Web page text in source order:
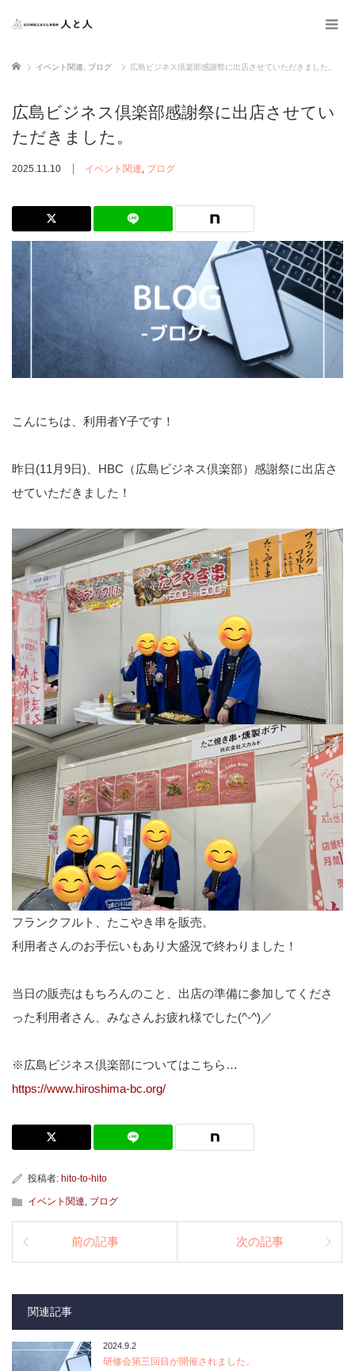
ホーム イベント関連 ブログ 広島ビジネス倶楽部感謝祭に出店させていただきました。
広島ビジネス倶楽部感謝祭に出店させてい
ただきました。
2025.11.10 イベント関連, ブログ
こんにちは、利用者Y子です！
昨日(11月9日)、HBC（広島ビジネス倶楽部）感謝祭に出店さ
せていただきました！
フランクフルト、たこやき串を販売。
利用者さんのお手伝いもあり大盛況で終わりました！
当日の販売はもちろんのこと、出店の準備に参加してくださ
った利用者さん、みなさんお疲れ様でした(^-^)／
※広島ビジネス倶楽部についてはこちら…
https://www.hiroshima-bc.org/
投稿者: hito-to-hito
イベント関連, ブログ
前の記事 次の記事
関連記事
2024.9.2
研修会第三回目が開催されました。